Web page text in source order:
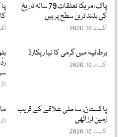
پاک امریکا تعلقات 79 سالہ تاریخ
کی بلند ترین سطح پر ہیں
اگست 10, 2026
برطانیہ میں گرمی کا نیا ریکارڈ
اگست 10, 2026
پاکستان: ساحلی علاقے کے قریب
زمین لرز اٹھی
اگست 10, 2026